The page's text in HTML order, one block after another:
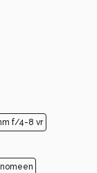
f/4-8 vr